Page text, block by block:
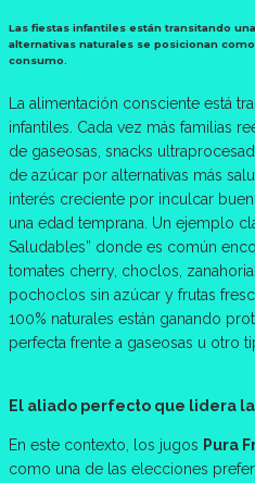
Las fiestas infantiles están transitando
alternativas naturales se posicionan
consumo.
La alimentación consciente está
infantiles. Cada vez más familias
de gaseosas, snacks
de azúcar por alternativas más
interés creciente por inculcar
una edad temprana. Un ejemplo
Saludables” donde es común
tomates cherry, choclos,
pochoclos sin azúcar y frutas
100% naturales están ganando
perfecta frente a gaseosas u otro
El aliado perfecto que lidera
En este contexto, los jugos Pura
como una de las elecciones